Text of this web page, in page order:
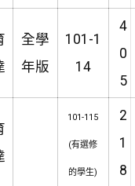
全學
年版
101-1
14
4
0
5
101-115
(有選修
的學生)
2
1
8